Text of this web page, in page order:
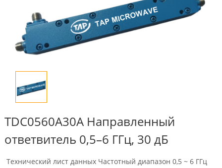
TDC0560A30A Направленный
ответвитель 0,5–6 ГГц, 30 дБ
Технический лист данных Частотный диапазон 0,5 ~ 6 ГГц